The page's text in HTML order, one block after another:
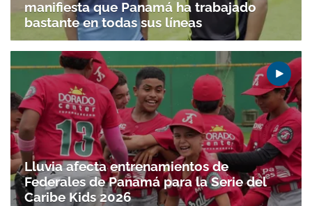
manifiesta que Panamá ha trabajado
bastante en todas sus líneas
Lluvia afecta entrenamientos de
Federales de Panamá para la Serie del
Caribe Kids 2026